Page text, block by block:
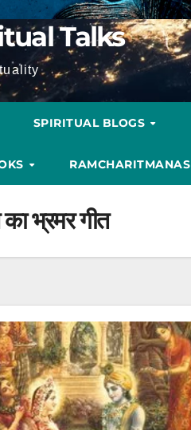
Talks
SPIRITUAL BLOGS
RAMCHARITMANAS
भ्रमर गीत